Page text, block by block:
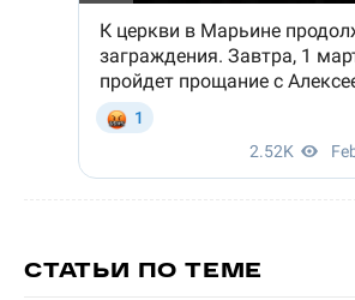
СТАТЬИ ПО ТЕМЕ